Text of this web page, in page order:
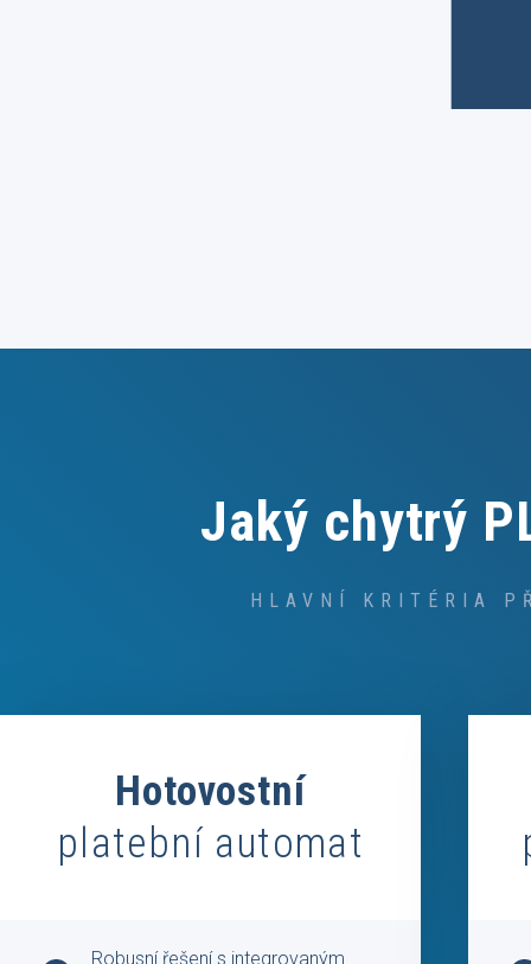
Jaký chytrý
HLAVNÍ KRITÉRIA
Hotovostní
platební automat
Robusní řešení s integrovaným